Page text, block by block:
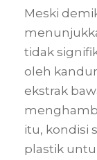
Meski
tidak
oleh
ekstrak
itu, kondisi
plastik